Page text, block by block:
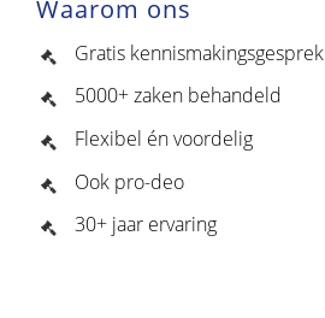
Waarom ons
Gratis kennismakingsgesprek
5000+ zaken behandeld
Flexibel én voordelig
Ook pro-deo
30+ jaar ervaring